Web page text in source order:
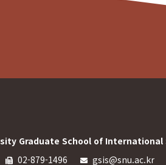
Graduate School of International
02-879-1496 gsis@snu.ac.kr